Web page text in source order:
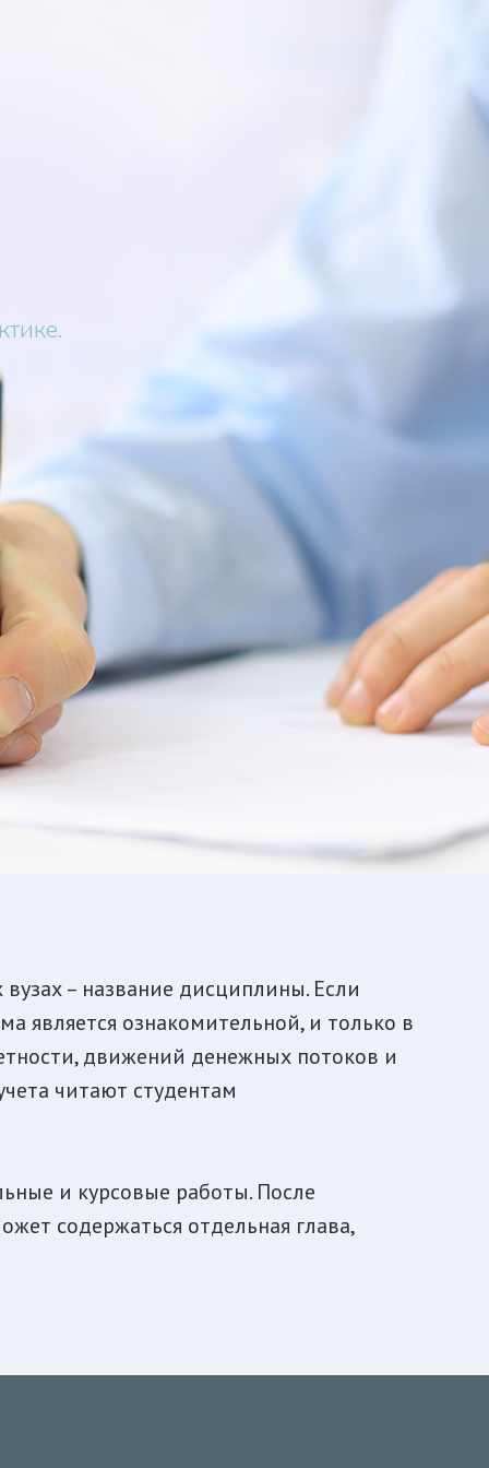
– название дисциплины. Если
является ознакомительной, и только в
движений денежных потоков и
читают студентам
и курсовые работы. После
содержаться отдельная глава,